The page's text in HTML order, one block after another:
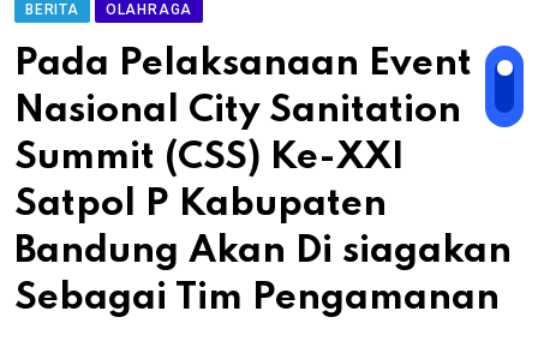
BERITA OLAHRAGA
Pada Pelaksanaan Event
Nasional City Sanitation
Summit (CSS) Ke-XXI
Satpol P Kabupaten
Bandung Akan Di siagakan
Sebagai Tim Pengamanan